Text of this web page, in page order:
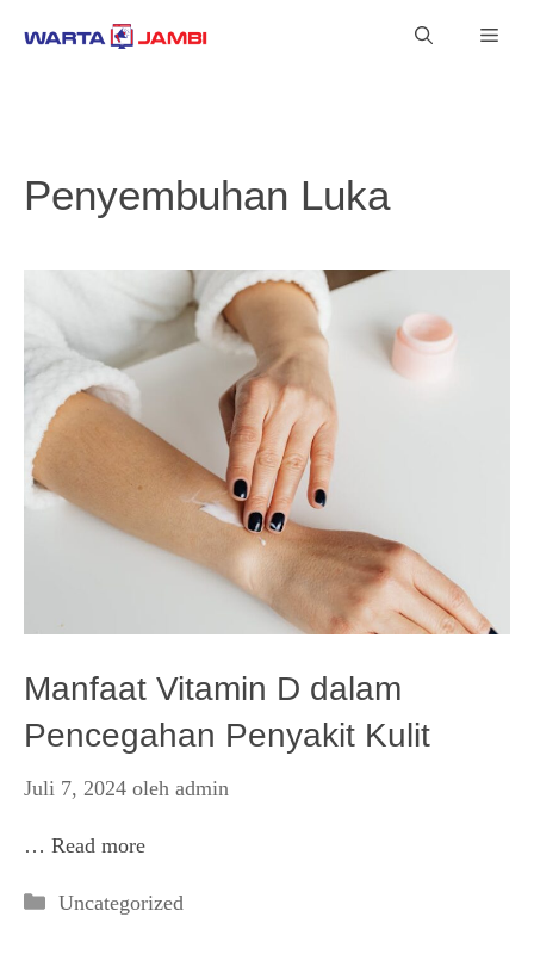
Penyembuhan Luka
Manfaat Vitamin D dalam
Pencegahan Penyakit Kulit
Juli 7, 2024 oleh admin
… Read more
Kategori
Uncategorized